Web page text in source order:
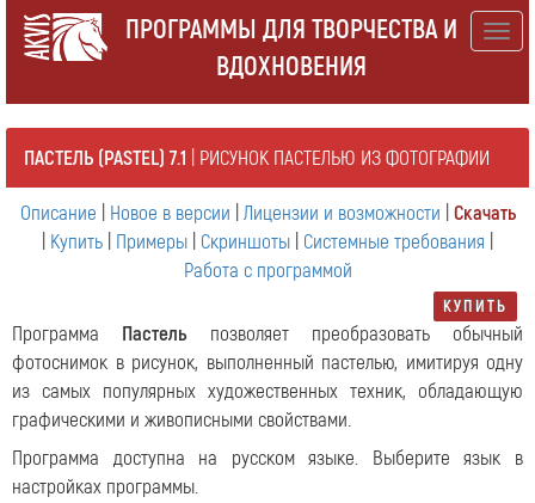
ПРОГРАММЫ ДЛЯ ТВОРЧЕСТВА И
ВДОХНОВЕНИЯ
ПАСТЕЛЬ (PASTEL) 7.1 | РИСУНОК ПАСТЕЛЬЮ ИЗ ФОТОГРАФИИ
Описание Новое в версии Лицензии и возможности Скачать
Купить Примеры Скриншоты Системные требования
Работа с программой
КУПИТЬ
Программа Пастель позволяет преобразовать обычный
фотоснимок в рисунок, выполненный пастелью, имитируя одну
из самых популярных художественных техник, обладающую
графическими и живописными свойствами.
Программа доступна на русском языке. Выберите язык в
настройках программы.